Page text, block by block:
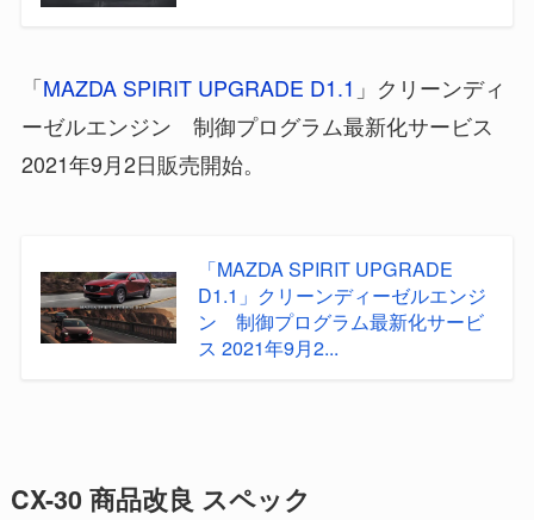
「MAZDA SPIRIT UPGRADE D1.1 」クリーンディ
ーゼルエンジン 制御プログラム最新化サービス
2021年9月2日販売開始。
「MAZDA SPIRIT UPGRADE
D1.1」クリーンディーゼルエンジ
ン 制御プログラム最新化サービ
ス 2021年9月2...
CX-30 商品改良 スペック